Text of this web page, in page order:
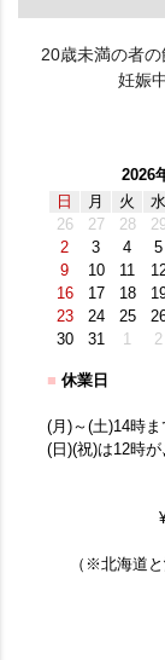
20歳未満の者の
妊娠
2026
日
月 火 水
26
27 28
2
3 4 5
9
10 11
16
17 18
23
24 25
30
31 1 2
■ 休業日
(月)～(土)14時
(日)(祝)は12時
（※北海道